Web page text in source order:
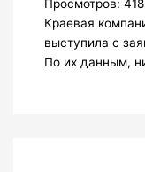
Просмотров:
Краевая
выступила с
По их данным,